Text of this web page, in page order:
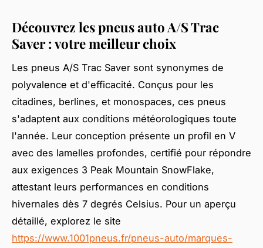
Découvrez les pneus auto A/S Trac
Saver : votre meilleur choix
Les pneus A/S Trac Saver sont synonymes de
polyvalence et d'efficacité. Conçus pour les
citadines, berlines, et monospaces, ces pneus
s'adaptent aux conditions météorologiques toute
l'année. Leur conception présente un profil en V
avec des lamelles profondes, certifié pour répondre
aux exigences 3 Peak Mountain SnowFlake,
attestant leurs performances en conditions
hivernales dès 7 degrés Celsius. Pour un aperçu
détaillé, explorez le site
https://www.1001pneus.fr/pneus-auto/marques-